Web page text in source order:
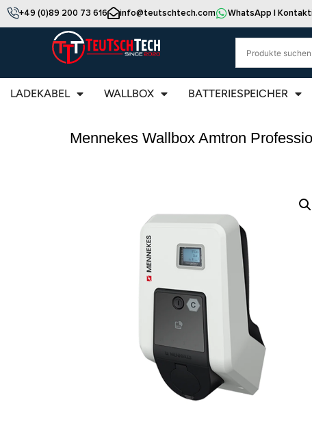
+49 (0)89 200 73 616 info@teutschtech.com WhatsApp |
LADEKABEL WALLBOX BATTERIESPEICHER
Mennekes Wallbox Amtron